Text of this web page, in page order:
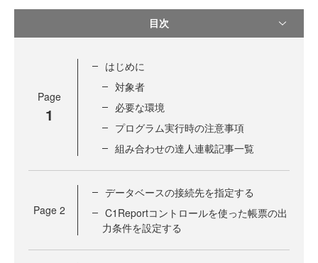
目次
Page
1
はじめに
対象者
必要な環境
プログラム実行時の注意事項
組み合わせの達人連載記事一覧
Page 2
データベースの接続先を指定する
C1Reportコントロールを使った帳票の出
力条件を設定する